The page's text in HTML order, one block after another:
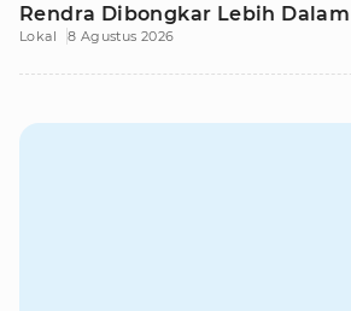
Rendra Dibongkar Lebih Dalam
Lokal 8 Agustus 2026